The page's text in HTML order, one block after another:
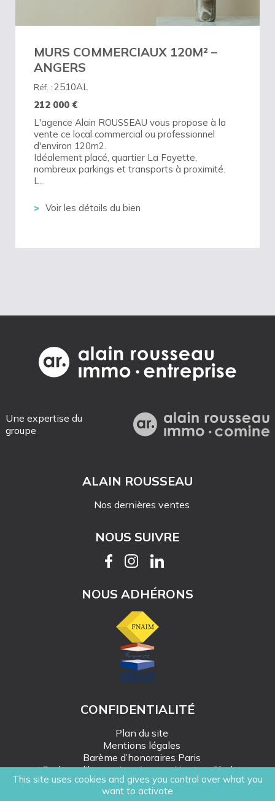
MURS COMMERCIAUX 120M² –
ANGERS
Réf. : 2510AL
212 000 €
L'agence Alain ROUSSEAU vous propose à la
vente ce local commercial ou professionnel
d'environ 120m2.
Idéalement placé, quartier La Fayette,
nombreux parkings et transports à proximité.
L...
Voir les détails du bien
Une expertise du
groupe
ALAIN ROUSSEAU
Nos dernières ventes
NOUS SUIVRE
NOUS ADHÉRONS
CONFIDENTIALITÉ
Plan du site
Mentions légales
Barème d’honoraires Paris
Barème d’honoraires Angers-Nantes-Cholet
Création Mediapilote
This site uses cookies and gives you control over what you
want to activate